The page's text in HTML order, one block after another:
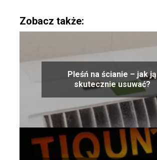
Zobacz także:
Pleśń na ścianie – jak ją
skutecznie usuwać?